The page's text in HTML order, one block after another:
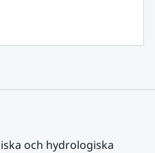
och hydrologiska